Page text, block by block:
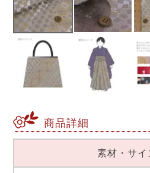
商品詳細
素材・サイ